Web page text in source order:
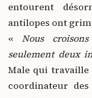
entourent
antilopes ont
« Nous
seulement deux
Male qui travaille
coordinateur